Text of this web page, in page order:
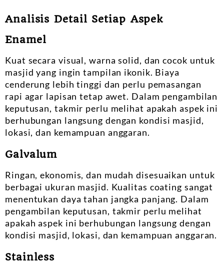
Analisis Detail Setiap Aspek
Enamel
Kuat secara visual, warna solid, dan cocok untuk
masjid yang ingin tampilan ikonik. Biaya
cenderung lebih tinggi dan perlu pemasangan
rapi agar lapisan tetap awet. Dalam pengambilan
keputusan, takmir perlu melihat apakah aspek ini
berhubungan langsung dengan kondisi masjid,
lokasi, dan kemampuan anggaran.
Galvalum
Ringan, ekonomis, dan mudah disesuaikan untuk
berbagai ukuran masjid. Kualitas coating sangat
menentukan daya tahan jangka panjang. Dalam
pengambilan keputusan, takmir perlu melihat
apakah aspek ini berhubungan langsung dengan
kondisi masjid, lokasi, dan kemampuan anggaran.
Stainless